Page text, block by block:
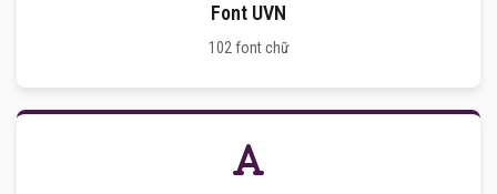
Font UVN
102 font chữ